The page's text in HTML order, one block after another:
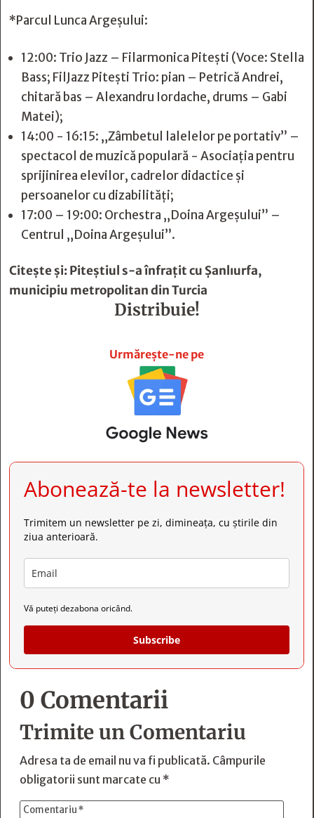
*Parcul Lunca Argeșului:
12:00: Trio Jazz – Filarmonica Pitești (Voce: Stella
Bass; FilJazz Pitești Trio: pian – Petrică Andrei,
chitară bas – Alexandru Iordache, drums – Gabi
Matei);
14:00 - 16:15: „Zâmbetul lalelelor pe portativ” –
spectacol de muzică populară - Asociația pentru
sprijinirea elevilor, cadrelor didactice și
persoanelor cu dizabilități;
17:00 – 19:00: Orchestra „Doina Argeșului” –
Centrul „Doina Argeșului”.
Citește și:Piteștiul s-a înfrațit cu Șanlıurfa,
municipiu metropolitan din Turcia
Distribuie!
Urmărește-ne pe
Abonează-te la newsletter!
Trimitem un newsletter pe zi, dimineața, cu știrile din
ziua anterioară.
Vă puteți dezabona oricând.
Subscribe
0 Comentarii
Trimite un Comentariu
Adresa ta de email nu va fi publicată. Câmpurile
obligatorii sunt marcate cu *